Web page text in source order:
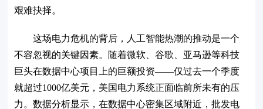
艰难抉择。
这场电力危机的背后，人工智能热潮的推动是一个
不容忽视的关键因素。随着微软、谷歌、亚马逊等科技
巨头在数据中心项目上的巨额投资——仅过去一个季度
就超过1000亿美元，美国电力系统正面临前所未有的压
力。数据分析显示，在数据中心密集区域附近，批发电